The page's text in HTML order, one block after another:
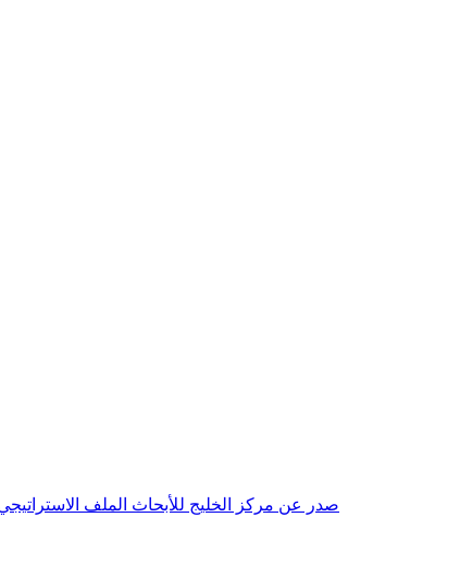
صدر عن مركز الخليج للأبحاث الملف الاستراتيجي السنوي مع بداية عام 2026م، باللغتين العربية والانجليزية وتضمن دراسات